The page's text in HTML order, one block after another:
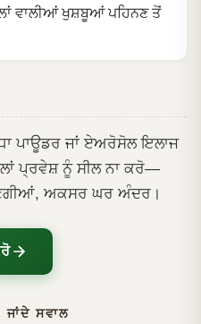
ਵਾਲੀਆਂ ਖੁਸ਼ਬੂਆਂ ਪਹਿਨਣ ਤੋਂ
ਪਾਊਡਰ ਜਾਂ ਏਅਰੋਸੋਲ ਇਲਾਜ
ਪ੍ਰਵੇਸ਼ ਨੂੰ ਸੀਲ ਨਾ ਕਰੋ—
ਅਕਸਰ ਘਰ ਅੰਦਰ।
ਸਵਾਲ